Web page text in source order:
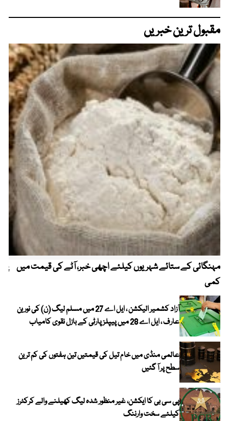
مقبول ترین خبریں
مہنگائی کے ستائے شہریوں کیلئے اچھی خبر، آٹے کی قیمت میں
کمی
آزاد کشمیر الیکشن ، ایل اے 27 میں مسلم لیگ (ن) کی نورین
عارف ، ایل اے 28 میں پیپلز پارٹی کے بازل نقوی کامیاب
عالمی منڈی میں خام تیل کی قیمتیں تین ہفتوں کی کم ترین
سطح پر آ گئیں
پی سی بی کا ایکشن، غیر منظور شدہ لیگ کھیلنے والے کرکٹرز
کیلئے سخت وارننگ